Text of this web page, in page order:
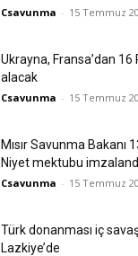
Csavunma - 15 Temmuz
Ukrayna, Fransa’dan
alacak
Csavunma - 15 Temmuz
Mısır Savunma Bakanı
Niyet mektubu
Csavunma - 15 Temmuz
Türk donanması iç
Lazkiye’de